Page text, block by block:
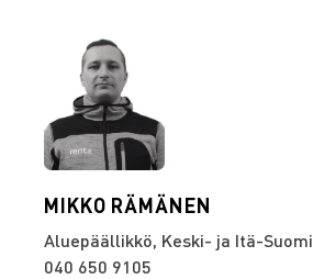
MIKKO RÄMÄNEN
Aluepäällikkö, Keski- ja Itä-Suomi
040 650 9105